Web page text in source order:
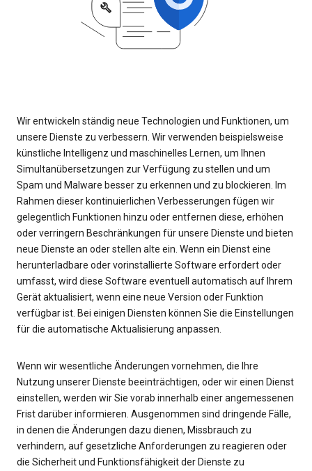
Wir entwickeln ständig neue Technologien und Funktionen, um
unsere Dienste zu verbessern. Wir verwenden beispielsweise
künstliche Intelligenz und maschinelles Lernen, um Ihnen
Simultanübersetzungen zur Verfügung zu stellen und um
Spam und Malware besser zu erkennen und zu blockieren. Im
Rahmen dieser kontinuierlichen Verbesserungen fügen wir
gelegentlich Funktionen hinzu oder entfernen diese, erhöhen
oder verringern Beschränkungen für unsere Dienste und bieten
neue Dienste an oder stellen alte ein. Wenn ein Dienst eine
herunterladbare oder vorinstallierte Software erfordert oder
umfasst, wird diese Software eventuell automatisch auf Ihrem
Gerät aktualisiert, wenn eine neue Version oder Funktion
verfügbar ist. Bei einigen Diensten können Sie die Einstellungen
für die automatische Aktualisierung anpassen.
Wenn wir wesentliche Änderungen vornehmen, die Ihre
Nutzung unserer Dienste beeinträchtigen, oder wir einen Dienst
einstellen, werden wir Sie vorab innerhalb einer angemessenen
Frist darüber informieren. Ausgenommen sind dringende Fälle,
in denen die Änderungen dazu dienen, Missbrauch zu
verhindern, auf gesetzliche Anforderungen zu reagieren oder
die Sicherheit und Funktionsfähigkeit der Dienste zu